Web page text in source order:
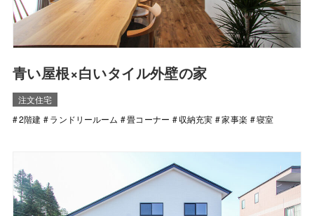
青い屋根×白いタイル外壁の家
注文住宅
2階建
ランドリールーム 畳コーナー 収納充実 家事楽 寝室